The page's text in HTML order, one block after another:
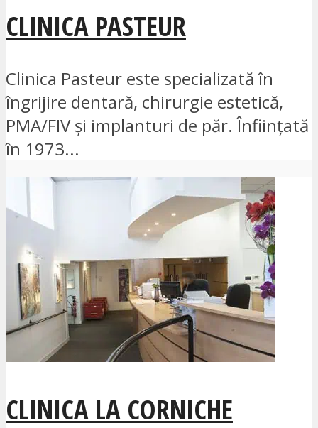
CLINICA PASTEUR
Clinica Pasteur este specializată în
îngrijire dentară, chirurgie estetică,
PMA/FIV și implanturi de păr. Înființată
în 1973...
CLINICA LA CORNICHE